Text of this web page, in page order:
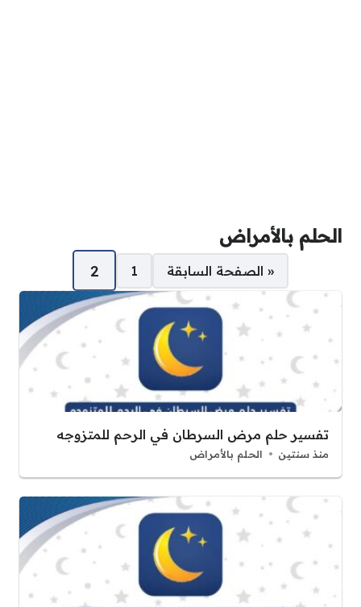
الحلم بالأمراض
« الصفحة السابقة 1
2
تفسير حلم مرض السرطان في الرحم للمتزوجه
منذ سنتين الحلم بالأمراض